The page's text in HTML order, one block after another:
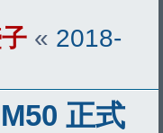
« 2018-
正式